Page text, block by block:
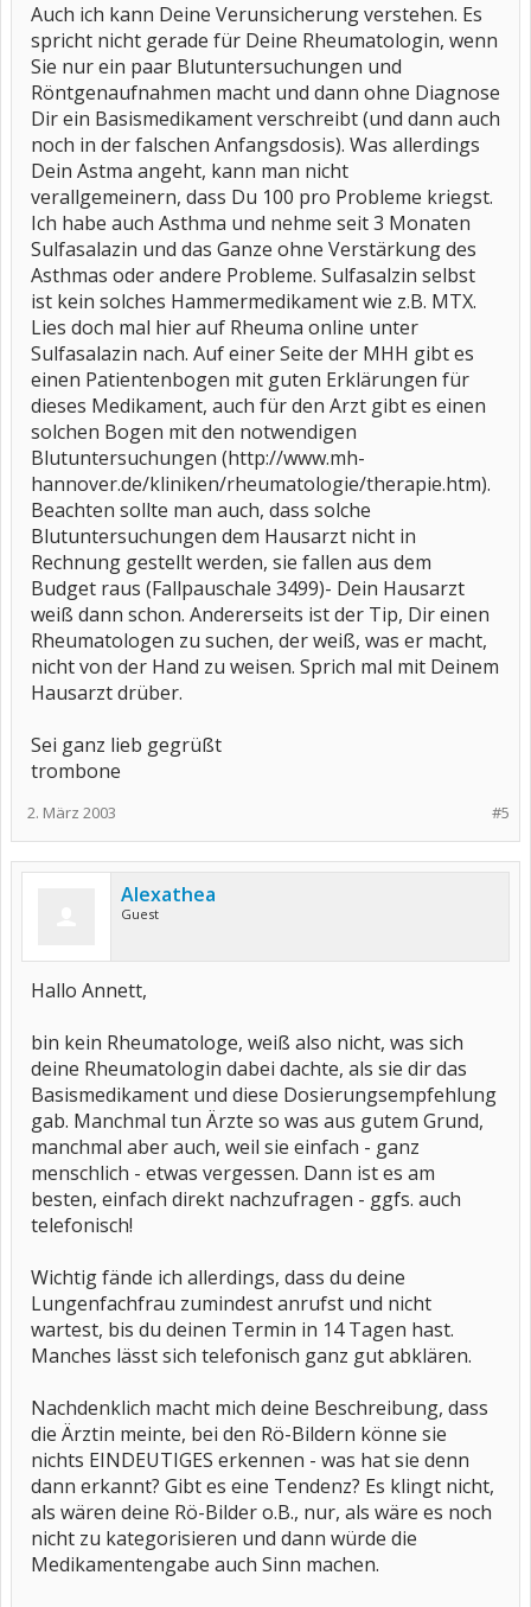
Auch ich kann Deine Verunsicherung verstehen. Es
spricht nicht gerade für Deine Rheumatologin, wenn
Sie nur ein paar Blutuntersuchungen und
Röntgenaufnahmen macht und dann ohne Diagnose
Dir ein Basismedikament verschreibt (und dann auch
noch in der falschen Anfangsdosis). Was allerdings
Dein Astma angeht, kann man nicht
verallgemeinern, dass Du 100 pro Probleme kriegst.
Ich habe auch Asthma und nehme seit 3 Monaten
Sulfasalazin und das Ganze ohne Verstärkung des
Asthmas oder andere Probleme. Sulfasalzin selbst
ist kein solches Hammermedikament wie z.B. MTX.
Lies doch mal hier auf Rheuma online unter
Sulfasalazin nach. Auf einer Seite der MHH gibt es
einen Patientenbogen mit guten Erklärungen für
dieses Medikament, auch für den Arzt gibt es einen
solchen Bogen mit den notwendigen
Blutuntersuchungen (http://www.mh-
hannover.de/kliniken/rheumatologie/therapie.htm).
Beachten sollte man auch, dass solche
Blutuntersuchungen dem Hausarzt nicht in
Rechnung gestellt werden, sie fallen aus dem
Budget raus (Fallpauschale 3499)- Dein Hausarzt
weiß dann schon. Andererseits ist der Tip, Dir einen
Rheumatologen zu suchen, der weiß, was er macht,
nicht von der Hand zu weisen. Sprich mal mit Deinem
Hausarzt drüber.
Sei ganz lieb gegrüßt
trombone
#5
2. März 2003
Alexathea
Guest
Hallo Annett,
bin kein Rheumatologe, weiß also nicht, was sich
deine Rheumatologin dabei dachte, als sie dir das
Basismedikament und diese Dosierungsempfehlung
gab. Manchmal tun Ärzte so was aus gutem Grund,
manchmal aber auch, weil sie einfach - ganz
menschlich - etwas vergessen. Dann ist es am
besten, einfach direkt nachzufragen - ggfs. auch
telefonisch!
Wichtig fände ich allerdings, dass du deine
Lungenfachfrau zumindest anrufst und nicht
wartest, bis du deinen Termin in 14 Tagen hast.
Manches lässt sich telefonisch ganz gut abklären.
Nachdenklich macht mich deine Beschreibung, dass
die Ärztin meinte, bei den Rö-Bildern könne sie
nichts EINDEUTIGES erkennen - was hat sie denn
dann erkannt? Gibt es eine Tendenz? Es klingt nicht,
als wären deine Rö-Bilder o.B., nur, als wäre es noch
nicht zu kategorisieren und dann würde die
Medikamentengabe auch Sinn machen.